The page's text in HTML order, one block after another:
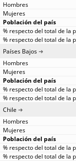
Países Bajos
Chile